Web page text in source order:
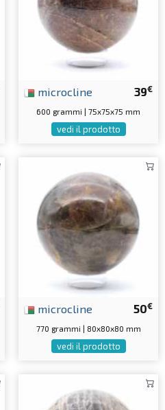
39€
microcline
600 grammi | 75x75x75 mm
vedi il prodotto
50€
microcline
770 grammi | 80x80x80 mm
vedi il prodotto